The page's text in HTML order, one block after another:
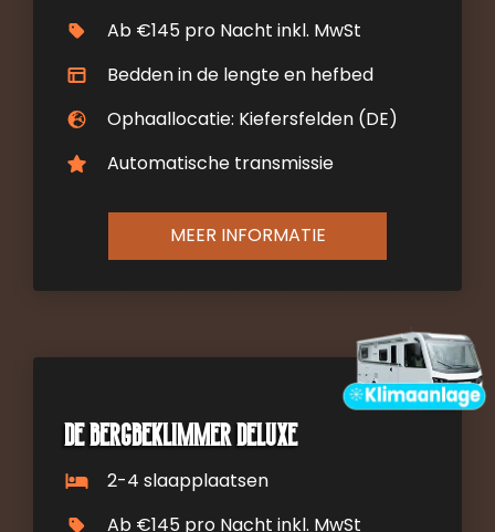
Ab €145 pro Nacht inkl. MwSt
Bedden in de lengte en hefbed
Ophaallocatie: Kiefersfelden (DE)
Automatische transmissie
MEER INFORMATIE
De bergbeklimmer DELUXE
2-4 slaapplaatsen
Ab €145 pro Nacht inkl. MwSt